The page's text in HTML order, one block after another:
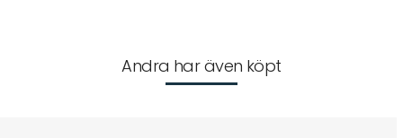
Andra har även köpt